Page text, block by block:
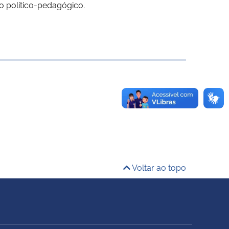
político-pedagógico.
Voltar ao topo